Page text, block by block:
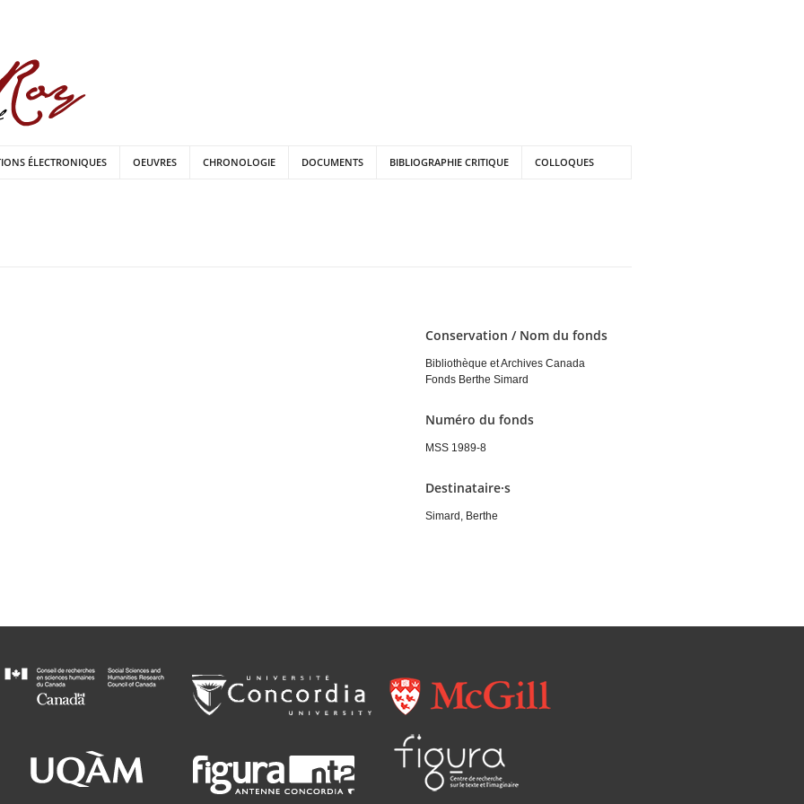
ÉLECTRONIQUES OEUVRES CHRONOLOGIE DOCUMENTS BIBLIOGRAPHIE CRITIQUE COLLOQUES
Conservation / Nom du fonds
Bibliothèque et Archives Canada
Fonds Berthe Simard
Numéro du fonds
MSS 1989-8
Destinataire·s
Simard, Berthe